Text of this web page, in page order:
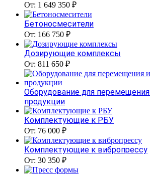
От: 1 649 350 ₽
Бетоносмесители
От: 166 750 ₽
Дозирующие комплексы
От: 811 650 ₽
Оборудование для
продукции
Комплектующие к РБУ
От: 76 000 ₽
Комплектующие к вибропрессу
От: 30 350 ₽